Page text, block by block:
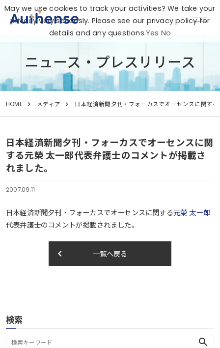
ニュース・プレスリリース
HOME メディア 日本経済新聞夕刊・フォーカスでオーセンスに関す
日本経済新聞夕刊・フォーカスでオーセンスに関
する元榮 太一郎代表弁護士のコメントが掲載さ
れました。
2007.09.11
日本経済新聞夕刊・フォーカスでオーセンスに関する元榮 太一郎
代表弁護士のコメントが掲載されました。
一覧へ戻る
keyboard_arrow_left
検索
search
May we use cookies to track your activities? We take your
privacy very seriously. Please see our privacy policy for
details and any questions.Yes No